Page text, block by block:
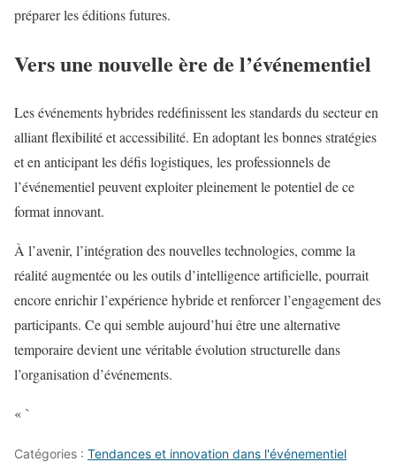
préparer les éditions futures.
Vers une nouvelle ère de l’événementiel
Les événements hybrides redéfinissent les standards du secteur en
alliant flexibilité et accessibilité. En adoptant les bonnes stratégies
et en anticipant les défis logistiques, les professionnels de
l’événementiel peuvent exploiter pleinement le potentiel de ce
format innovant.
À l’avenir, l’intégration des nouvelles technologies, comme la
réalité augmentée ou les outils d’intelligence artificielle, pourrait
encore enrichir l’expérience hybride et renforcer l’engagement des
participants. Ce qui semble aujourd’hui être une alternative
temporaire devient une véritable évolution structurelle dans
l’organisation d’événements.
« `
Catégories : Tendances et innovation dans l'événementiel